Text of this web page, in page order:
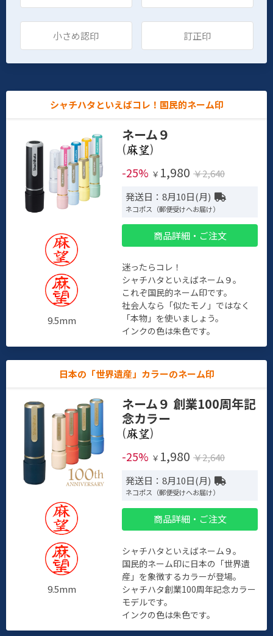
小さめ認印 訂正印
シャチハタといえばコレ！国民的ネーム印
9.5mm
ネーム９
(
)
-25% ￥ 1,980 ￥2,640
発送日：8月10日(月)
ネコポス（郵便受けへお届け）
商品詳細・ご注文
迷ったらコレ！
シャチハタといえばネーム９。
これぞ国民的ネーム印です。
社会人なら「似たモノ」ではなく
「本物」を使いましょう。
インクの色は朱色です。
日本の「世界遺産」カラーのネーム印
9.5mm
ネーム９ 創業100周年記
念カラー
(
)
-25% ￥ 1,980 ￥2,640
発送日：8月10日(月)
ネコポス（郵便受けへお届け）
商品詳細・ご注文
シャチハタといえばネーム９。
国民的ネーム印に日本の「世界遺
産」を象徴するカラーが登場。
シャチハタ創業100周年記念カラー
モデルです。
インクの色は朱色です。